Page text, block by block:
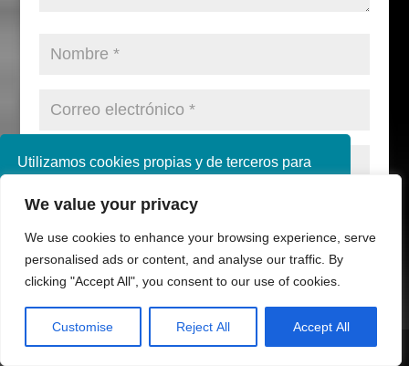
Utilizamos cookies propias y de terceros para
navegando, consideramos que acepta su uso.
política de cookies consulte nuestra
Política de
privacidad
We value your privacy
We use cookies to enhance your browsing experience, serve
personalised ads or content, and analyse our traffic. By
clicking "Accept All", you consent to our use of cookies.
Customise Reject All Accept All
Share This